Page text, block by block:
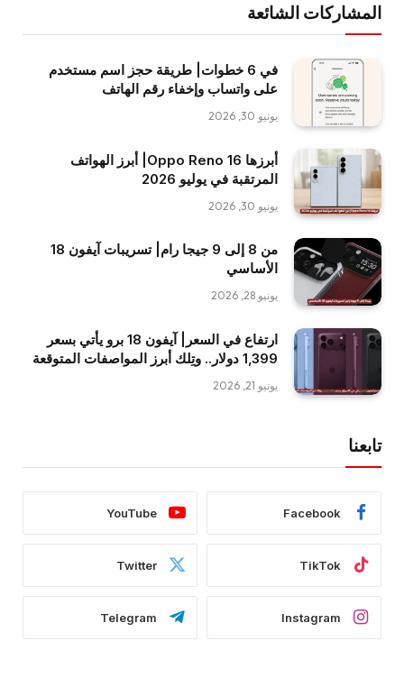
المشاركات الشائعة
في 6 خطوات| طريقة حجز اسم مستخدم
على واتساب وإخفاء رقم الهاتف
يونيو 30, 2026
أبرزها Oppo Reno 16| أبرز الهواتف
المرتقبة في يوليو 2026
يونيو 30, 2026
من 8 إلى 9 جيجا رام| تسريبات آيفون 18
الأساسي
يونيو 28, 2026
ارتفاع في السعر| آيفون 18 برو يأتي بسعر
1,399 دولار.. وتِلك أبرز المواصفات المتوقعة
يونيو 21, 2026
تابعنا
Facebook
YouTube
TikTok
Twitter
Instagram
Telegram